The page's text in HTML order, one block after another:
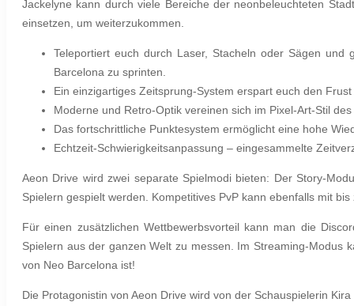
Jackelyne kann durch viele Bereiche der neonbeleuchteten
einsetzen, um weiterzukommen.
Teleportiert euch durch Laser, Stacheln oder Sägen
Barcelona zu sprinten.
Ein einzigartiges Zeitsprung-System erspart euch den
Moderne und Retro-Optik vereinen sich im Pixel-Art-Stil des
Das fortschrittliche Punktesystem ermöglicht eine hohe
Echtzeit-Schwierigkeitsanpassung – eingesammelte
Aeon Drive wird zwei separate Spielmodi bieten: Der Story-
Spielern gespielt werden. Kompetitives PvP kann ebenfalls mit
Für einen zusätzlichen Wettbewerbsvorteil kann man die
Spielern aus der ganzen Welt zu messen. Im Streaming-Modus
von Neo Barcelona ist!
Die Protagonistin von Aeon Drive wird von der Schauspielerin